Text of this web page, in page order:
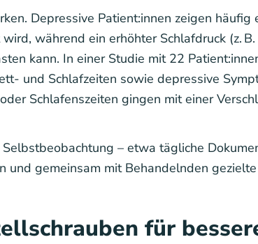
Depressive Patient:innen zeigen häufig
während ein erhöhter Schlafdruck (z.
kann. In einer Studie mit 22
und Schlafzeiten sowie depressive
Schlafenszeiten gingen mit einer
– etwa tägliche
gemeinsam mit Behandelnden
für